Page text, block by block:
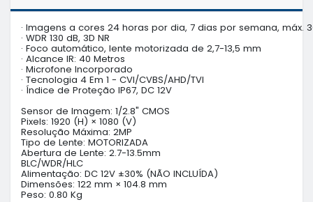
· Imagens a cores 24 horas por dia, 7 dias por semana, máx.
· WDR 130 dB, 3D NR
· Foco automático, lente motorizada de 2,7-13,5 mm
· Alcance IR: 40 Metros
· Microfone Incorporado
· Tecnologia 4 Em 1 - CVI/CVBS/AHD/TVI
· Índice de Proteção IP67, DC 12V
Sensor de Imagem: 1/2.8" CMOS
Pixels: 1920 (H) × 1080 (V)
Resolução Máxima: 2MP
Tipo de Lente: MOTORIZADA
Abertura de Lente: 2.7-13.5mm
BLC/WDR/HLC
Alimentação: DC 12V ±30% (NÃO INCLUÍDA)
Dimensões: 122 mm × 104.8 mm
Peso: 0.80 Kg